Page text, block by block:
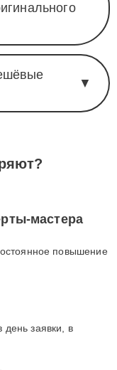
▼
мастера
повышение
день заявки, в